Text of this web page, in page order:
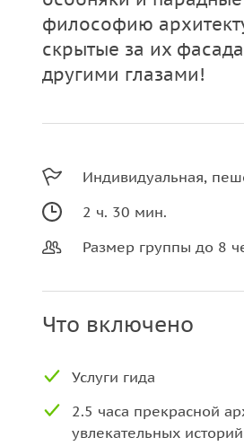
философию
скрытые за их
другими глазами!
Индивидуальная,
2 ч. 30 мин.
Размер группы до 8
Что включено
Услуги гида
2.5 часа прекрасной
увлекательных историй